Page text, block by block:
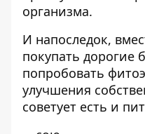
организма.
И напоследок,
покупать дорогие
попробовать
улучшения
советует есть и